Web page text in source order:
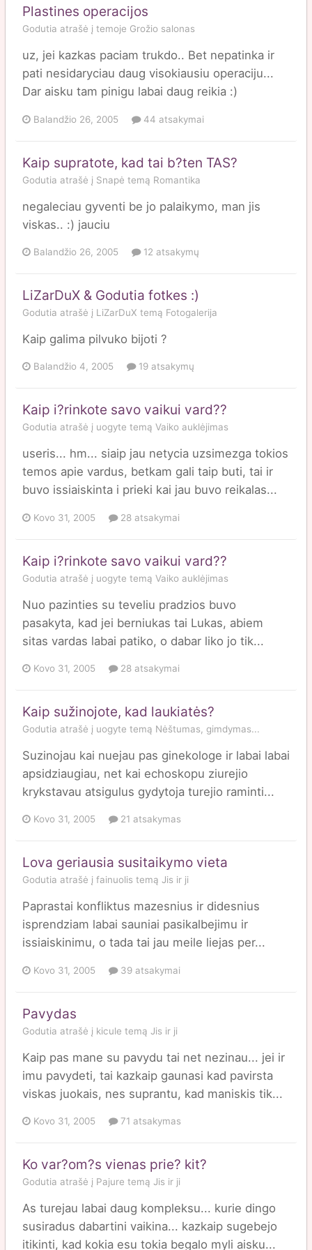
Plastines operacijos
Godutia atrašė į temoje Grožio salonas
uz, jei kazkas paciam trukdo.. Bet nepatinka ir
pati nesidaryciau daug visokiausiu operaciju...
Dar aisku tam pinigu labai daug reikia :)
Balandžio 26, 2005 44 atsakymai
Kaip supratote, kad tai b?ten TAS?
Godutia atrašė į Snapė temą Romantika
negaleciau gyventi be jo palaikymo, man jis
viskas.. :) jauciu
Balandžio 26, 2005 12 atsakymų
LiZarDuX & Godutia fotkes :)
Godutia atrašė į LiZarDuX temą Fotogalerija
Kaip galima pilvuko bijoti ?
Balandžio 4, 2005 19 atsakymų
Kaip i?rinkote savo vaikui vard??
Godutia atrašė į uogyte temą Vaiko auklėjimas
useris... hm... siaip jau netycia uzsimezga tokios
temos apie vardus, betkam gali taip buti, tai ir
buvo issiaiskinta i prieki kai jau buvo reikalas...
Kovo 31, 2005 28 atsakymai
Kaip i?rinkote savo vaikui vard??
Godutia atrašė į uogyte temą Vaiko auklėjimas
Nuo pazinties su teveliu pradzios buvo
pasakyta, kad jei berniukas tai Lukas, abiem
sitas vardas labai patiko, o dabar liko jo tik...
Kovo 31, 2005 28 atsakymai
Kaip sužinojote, kad laukiatės?
Godutia atrašė į uogyte temą Nėštumas, gimdymas...
Suzinojau kai nuejau pas ginekologe ir labai labai
apsidziaugiau, net kai echoskopu ziurejio
krykstavau atsigulus gydytoja turejio raminti...
Kovo 31, 2005 21 atsakymas
Lova geriausia susitaikymo vieta
Godutia atrašė į fainuolis temą Jis ir ji
Paprastai konfliktus mazesnius ir didesnius
isprendziam labai sauniai pasikalbejimu ir
issiaiskinimu, o tada tai jau meile liejas per...
Kovo 31, 2005 39 atsakymai
Pavydas
Godutia atrašė į kicule temą Jis ir ji
Kaip pas mane su pavydu tai net nezinau... jei ir
imu pavydeti, tai kazkaip gaunasi kad pavirsta
viskas juokais, nes suprantu, kad maniskis tik...
Kovo 31, 2005 71 atsakymas
Ko var?om?s vienas prie? kit?
Godutia atrašė į Pajure temą Jis ir ji
As turejau labai daug kompleksu... kurie dingo
susiradus dabartini vaikina... kazkaip sugebejo
itikinti, kad kokia esu tokia begalo myli aisku...